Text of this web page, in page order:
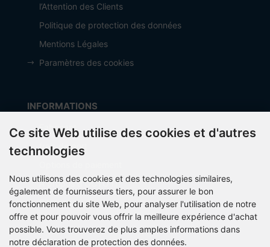
l’Attention des Clients
Politique de protection des données
Mentions Légales
Paramètres des cookies
INFORMATIONS
Fabricant
frais de port
À propos d’OCTO IT
Sitemap
Ce site Web utilise des cookies et d'autres
technologies
Nous utilisons des cookies et des technologies similaires,
également de fournisseurs tiers, pour assurer le bon
fonctionnement du site Web, pour analyser l'utilisation de notre
offre et pour pouvoir vous offrir la meilleure expérience d'achat
possible. Vous trouverez de plus amples informations dans
notre déclaration de protection des données.